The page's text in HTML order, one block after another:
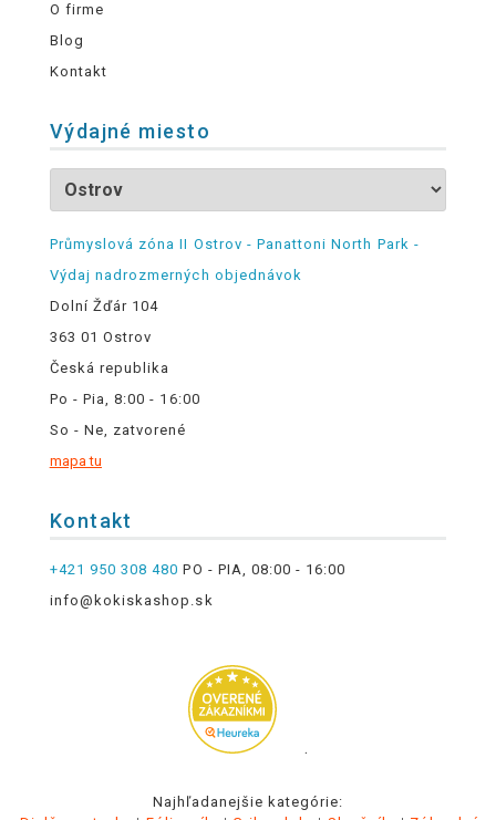
O firme
Blog
Kontakt
Výdajné miesto
Průmyslová zóna II Ostrov - Panattoni North Park -
Výdaj nadrozmerných objednávok
Dolní Žďár 104
363 01 Ostrov
Česká republika
Po - Pia, 8:00 - 16:00
So - Ne, zatvorené
mapa tu
Kontakt
+421 950 308 480 PO - PIA, 08:00 - 16:00
info@kokiskashop.sk
.
Najhľadanejšie kategórie: